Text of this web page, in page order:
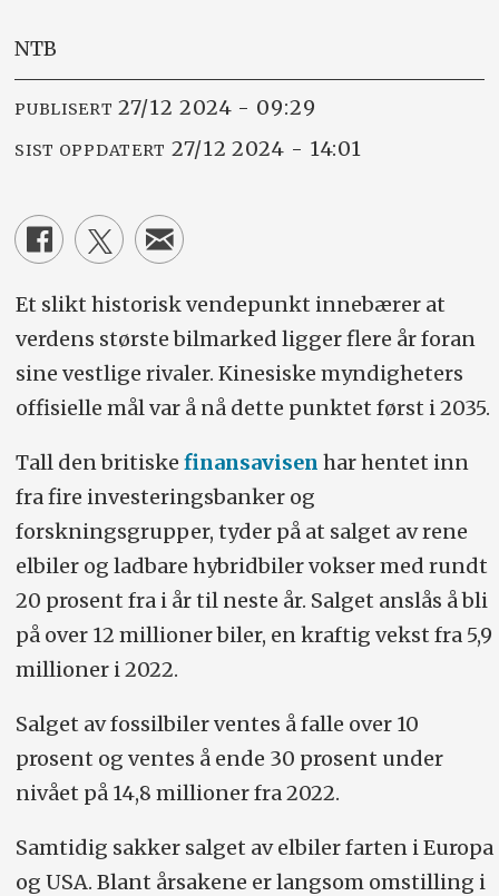
NTB
PUBLISERT 27/12 2024 - 09:29
SIST OPPDATERT 27/12 2024 - 14:01
Et slikt historisk vendepunkt innebærer at
verdens største bilmarked ligger flere år foran
sine vestlige rivaler. Kinesiske myndigheters
offisielle mål var å nå dette punktet først i 2035.
Tall den britiske finansavisen har hentet inn
fra fire investeringsbanker og
forskningsgrupper, tyder på at salget av rene
elbiler og ladbare hybridbiler vokser med rundt
20 prosent fra i år til neste år. Salget anslås å bli
på over 12 millioner biler, en kraftig vekst fra 5,9
millioner i 2022.
Salget av fossilbiler ventes å falle over 10
prosent og ventes å ende 30 prosent under
nivået på 14,8 millioner fra 2022.
Samtidig sakker salget av elbiler farten i Europa
og USA. Blant årsakene er langsom omstilling i